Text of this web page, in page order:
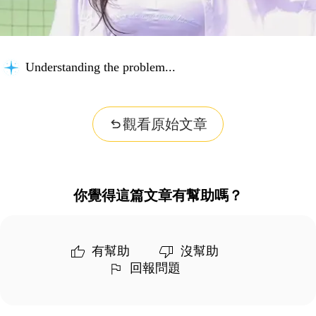
Understanding the problem...
觀看原始文章
你覺得這篇文章有幫助嗎？
有幫助
沒幫助
回報問題